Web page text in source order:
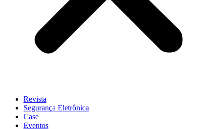
Revista
Segurança Eletrônica
Case
Eventos